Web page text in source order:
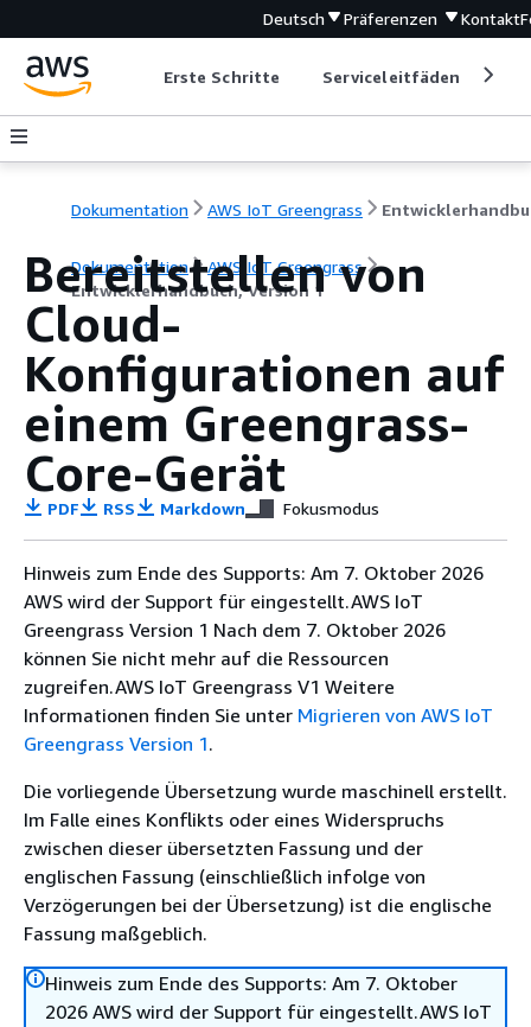
Deutsch Präferenzen Kontakt
Erste Schritte Serviceleitfäden
Dokumentation AWS IoT Greengrass
Dokumentation
AWS IoT Greengrass
Entwicklerhandbuch, Version 1
Bereitstellen von
Cloud-
Konfigurationen auf
einem Greengrass-
Core-Gerät
PDF RSS Markdown Fokusmodus
Hinweis zum Ende des Supports: Am 7. Oktober 2026
AWS wird der Support für eingestellt.AWS IoT
Greengrass Version 1 Nach dem 7. Oktober 2026
können Sie nicht mehr auf die Ressourcen
zugreifen.AWS IoT Greengrass V1 Weitere
Informationen finden Sie unter Migrieren von AWS IoT
Greengrass Version 1.
Die vorliegende Übersetzung wurde maschinell erstellt.
Im Falle eines Konflikts oder eines Widerspruchs
zwischen dieser übersetzten Fassung und der
englischen Fassung (einschließlich infolge von
Verzögerungen bei der Übersetzung) ist die englische
Fassung maßgeblich.
Hinweis zum Ende des Supports: Am 7. Oktober
2026 AWS wird der Support für eingestellt.AWS IoT